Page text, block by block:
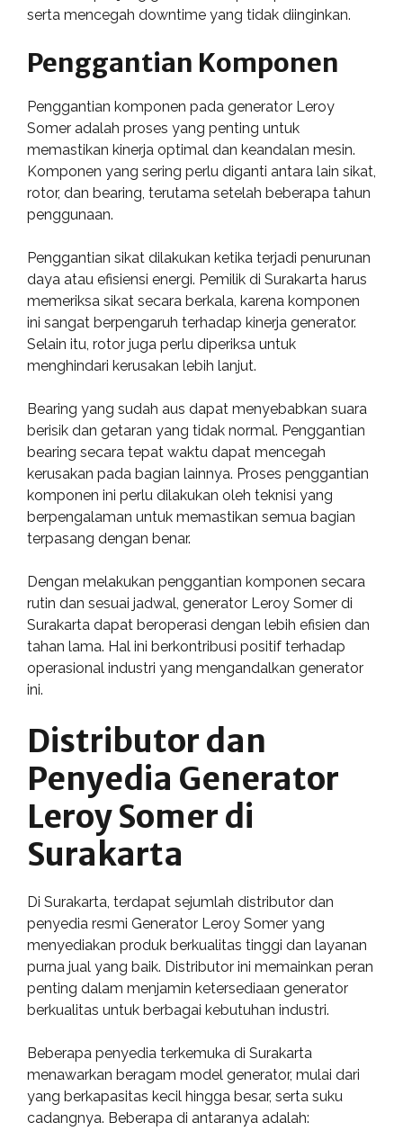
serta mencegah downtime yang tidak diinginkan.
Penggantian Komponen
Penggantian komponen pada generator Leroy
Somer adalah proses yang penting untuk
memastikan kinerja optimal dan keandalan mesin.
Komponen yang sering perlu diganti antara lain sikat,
rotor, dan bearing, terutama setelah beberapa tahun
penggunaan.
Penggantian sikat dilakukan ketika terjadi penurunan
daya atau efisiensi energi. Pemilik di Surakarta harus
memeriksa sikat secara berkala, karena komponen
ini sangat berpengaruh terhadap kinerja generator.
Selain itu, rotor juga perlu diperiksa untuk
menghindari kerusakan lebih lanjut.
Bearing yang sudah aus dapat menyebabkan suara
berisik dan getaran yang tidak normal. Penggantian
bearing secara tepat waktu dapat mencegah
kerusakan pada bagian lainnya. Proses penggantian
komponen ini perlu dilakukan oleh teknisi yang
berpengalaman untuk memastikan semua bagian
terpasang dengan benar.
Dengan melakukan penggantian komponen secara
rutin dan sesuai jadwal, generator Leroy Somer di
Surakarta dapat beroperasi dengan lebih efisien dan
tahan lama. Hal ini berkontribusi positif terhadap
operasional industri yang mengandalkan generator
ini.
Distributor dan
Penyedia Generator
Leroy Somer di
Surakarta
Di Surakarta, terdapat sejumlah distributor dan
penyedia resmi Generator Leroy Somer yang
menyediakan produk berkualitas tinggi dan layanan
purna jual yang baik. Distributor ini memainkan peran
penting dalam menjamin ketersediaan generator
berkualitas untuk berbagai kebutuhan industri.
Beberapa penyedia terkemuka di Surakarta
menawarkan beragam model generator, mulai dari
yang berkapasitas kecil hingga besar, serta suku
cadangnya. Beberapa di antaranya adalah: